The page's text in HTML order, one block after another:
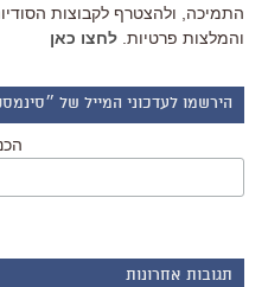
התמיכה, ולהצטרף לקבוצות
והמלצות פרטיות. לחצו כאן
הירשמו לעדכוני המייל של
תגובות אחרונות